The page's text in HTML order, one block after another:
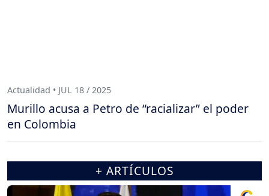
Actualidad • JUL 18 / 2025
Murillo acusa a Petro de “racializar” el poder
en Colombia
+ ARTÍCULOS